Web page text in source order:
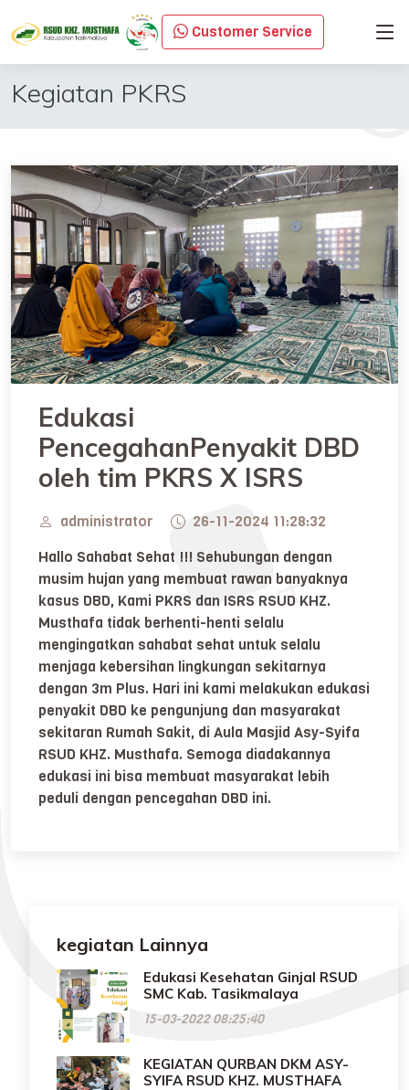
Customer Service
Kegiatan PKRS
Edukasi
PencegahanPenyakit DBD
oleh tim PKRS X ISRS
administrator
26-11-2024 11:28:32
Hallo Sahabat Sehat !!! Sehubungan dengan
musim hujan yang membuat rawan banyaknya
kasus DBD, Kami PKRS dan ISRS RSUD KHZ.
Musthafa tidak berhenti-henti selalu
mengingatkan sahabat sehat untuk selalu
menjaga kebersihan lingkungan sekitarnya
dengan 3m Plus. Hari ini kami melakukan edukasi
penyakit DBD ke pengunjung dan masyarakat
sekitaran Rumah Sakit, di Aula Masjid Asy-Syifa
RSUD KHZ. Musthafa. Semoga diadakannya
edukasi ini bisa membuat masyarakat lebih
peduli dengan pencegahan DBD ini.
kegiatan Lainnya
Edukasi Kesehatan Ginjal RSUD
SMC Kab. Tasikmalaya
15-03-2022 08:25:40
KEGIATAN QURBAN DKM ASY-
SYIFA RSUD KHZ. MUSTHAFA